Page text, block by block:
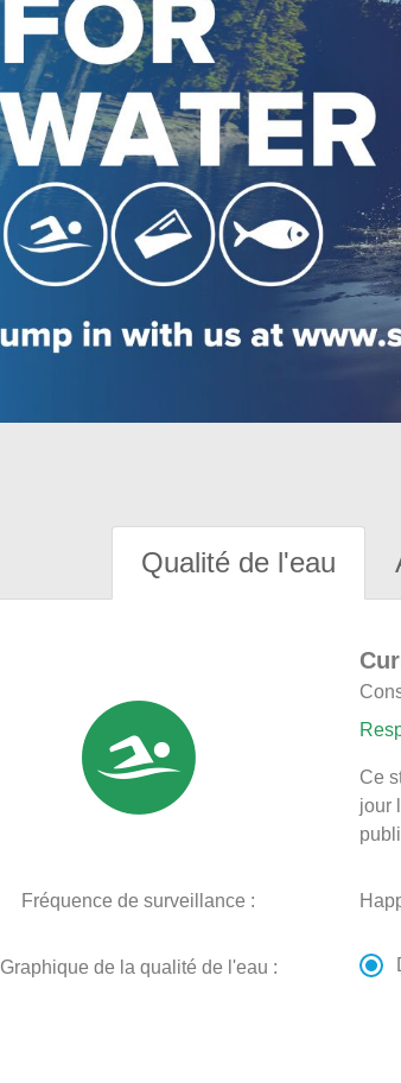
Qualité de l'eau
Ce
jour
Fréquence de surveillance :
Graphique de la qualité de l'eau :